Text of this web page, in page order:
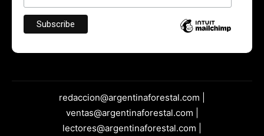
redaccion@argentinaforestal.com |
ventas@argentinaforestal.com |
lectores@argentinaforestal.com |